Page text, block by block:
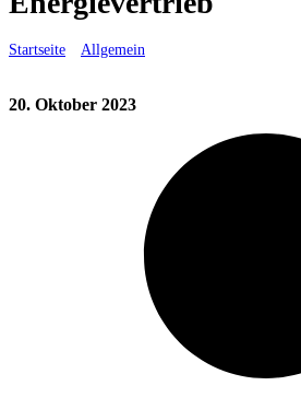
Startseite Allgemein
20. Oktober 2023